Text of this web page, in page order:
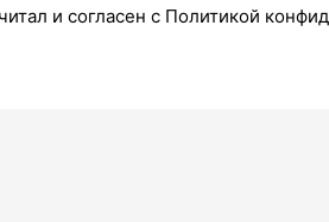
и согласен с Политикой